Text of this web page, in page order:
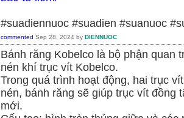
#suadiennuoc #suadien #suanuoc
commented Sep 28, 2024 by DIENNUOC
Bánh răng Kobelco là bộ phận quan
nén khí trục vít Kobelco.
Trong quá trình hoạt động, hai trục
nén, bánh răng sẽ giúp trục vít đồng
mới.